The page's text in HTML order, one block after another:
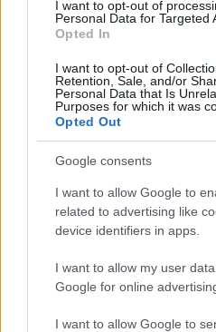
I want to opt-out of
Personal Data for Targeted
Opted In
I want to opt-out of
Retention, Sale, and/or
Personal Data that Is
Purposes for which it was
Opted Out
Google consents
I want to allow Google to
related to advertising like
device identifiers in apps.
I want to allow my user
Google for online
I want to allow Google to
NECROLOGIE
Mario Malu
Paolo Pinna
Martina Agostina